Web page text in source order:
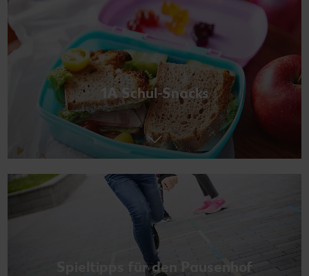
1A Schul-Snacks
Spieltipps für den Pausenhof